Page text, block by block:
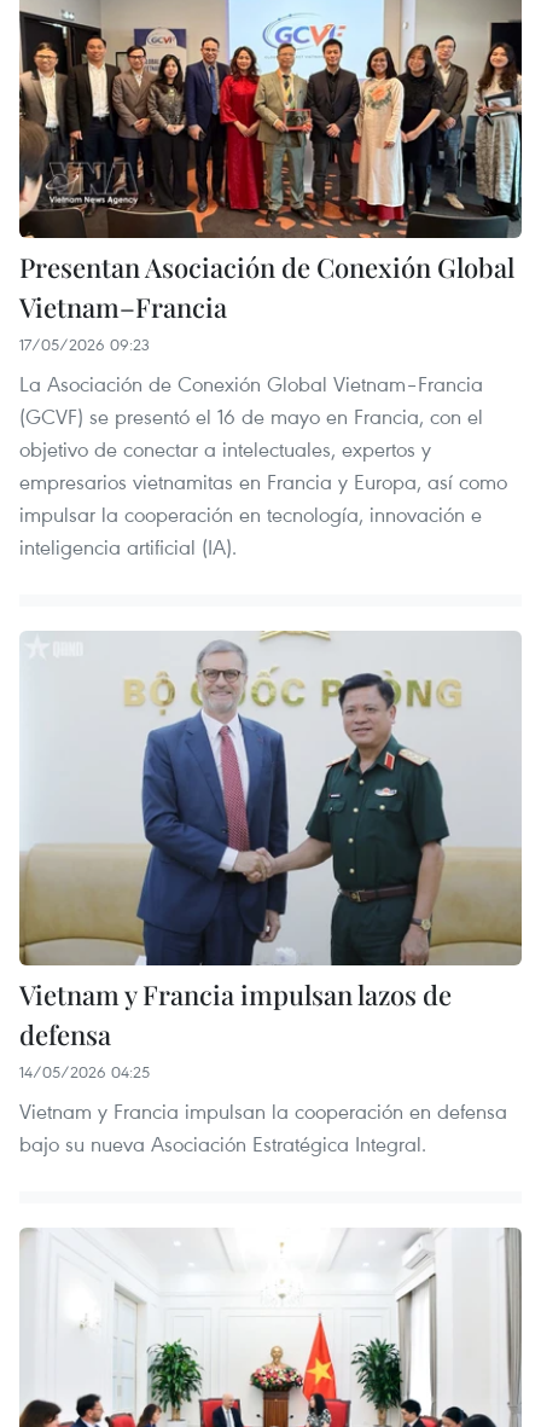
Presentan Asociación de Conexión Global
Vietnam–Francia
17/05/2026 09:23
La Asociación de Conexión Global Vietnam–Francia
(GCVF) se presentó el 16 de mayo en Francia, con el
objetivo de conectar a intelectuales, expertos y
empresarios vietnamitas en Francia y Europa, así como
impulsar la cooperación en tecnología, innovación e
inteligencia artificial (IA).
Vietnam y Francia impulsan lazos de
defensa
14/05/2026 04:25
Vietnam y Francia impulsan la cooperación en defensa
bajo su nueva Asociación Estratégica Integral.